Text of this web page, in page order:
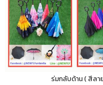
ร่มกลับด้าน ( สีลา